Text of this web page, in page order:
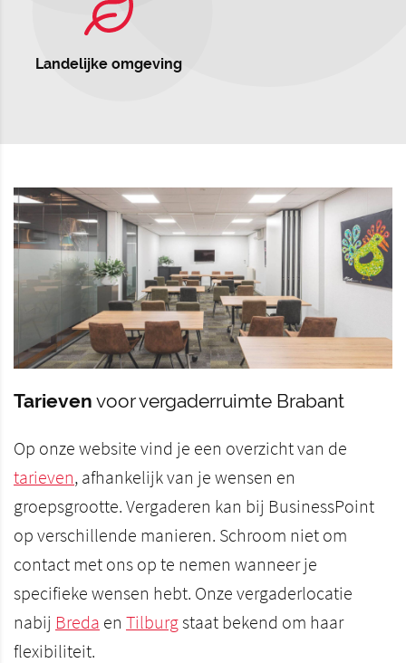
Tarieven voor vergaderruimte Brabant
Op onze website vind je een overzicht van de
tarieven, afhankelijk van je wensen en
groepsgrootte. Vergaderen kan bij BusinessPoint
op verschillende manieren. Schroom niet om
contact met ons op te nemen wanneer je
specifieke wensen hebt. Onze vergaderlocatie
nabij Breda en Tilburgstaat bekend om haar
flexibiliteit.
Landelijke omgeving